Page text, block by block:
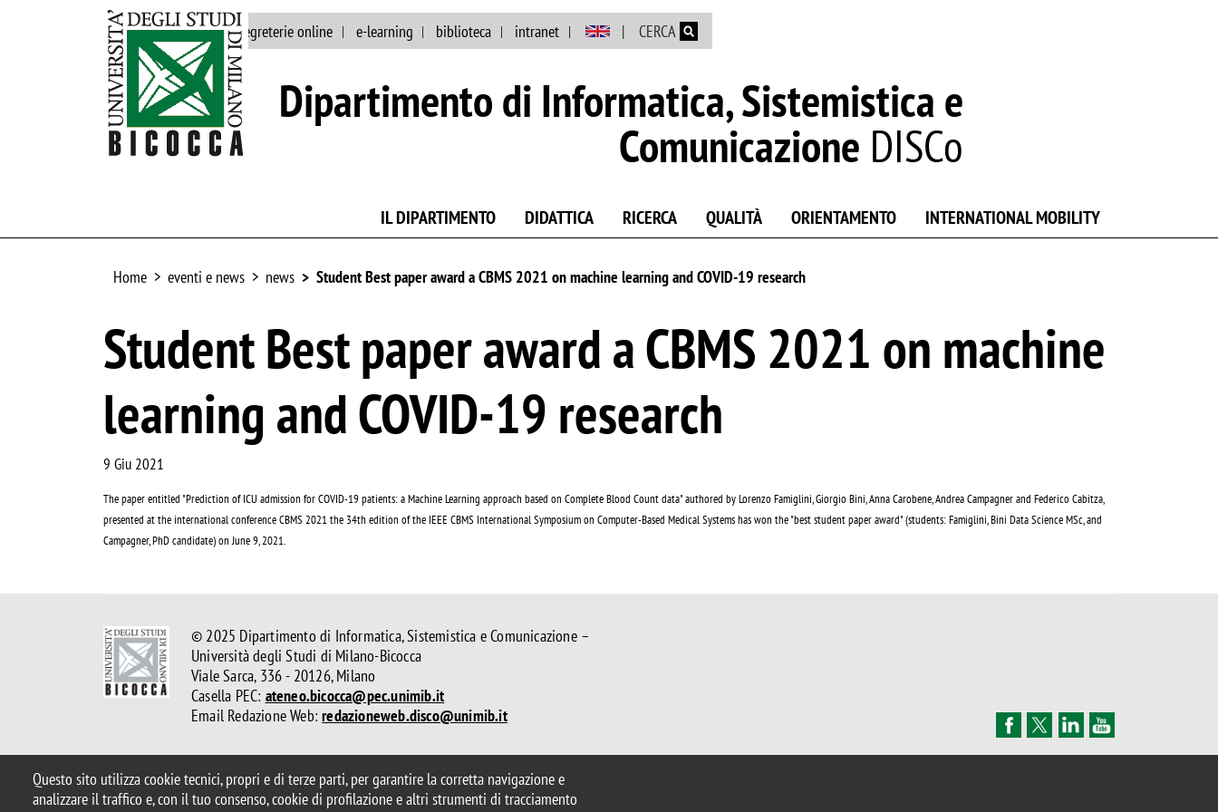
Salta al contenuto principale
Questo sito utilizza cookie tecnici, propri e di terze parti, per garantire la corretta navigazione e
analizzare il traffico e, con il tuo consenso, cookie di profilazione e altri strumenti di tracciamento
ateneo rubrica segreterie online e-learning biblioteca intranet CERCA
Dipartimento di Informatica, Sistemistica e
Comunicazione DISCo
IL DIPARTIMENTO DIDATTICA RICERCA QUALITÀ ORIENTAMENTO INTERNATIONAL MOBILITY
Home eventi e news news Student Best paper award a CBMS 2021 on machine learning and COVID-19 research
Student Best paper award a CBMS 2021 on machine
learning and COVID-19 research
9 Giu 2021
The paper entitled "Prediction of ICU admission for COVID-19 patients: a Machine Learning approach based on Complete Blood Count data" authored by Lorenzo Famiglini, Giorgio Bini, Anna Carobene, Andrea Campagner and Federico Cabitza,
presented at the international conference CBMS 2021 the 34th edition of the IEEE CBMS International Symposium on Computer-Based Medical Systems has won the "best student paper award" (students: Famiglini, Bini Data Science MSc, and
Campagner, PhD candidate) on June 9, 2021.
© 2025 Dipartimento di Informatica, Sistemistica e Comunicazione –
Università degli Studi di Milano-Bicocca
Viale Sarca, 336 - 20126, Milano
Casella PEC: ateneo.bicocca@pec.unimib.it
Email Redazione Web:redazioneweb.disco@unimib.it
Note legali Privacy e cookie policy Amministrazione trasparente
Dichiarazione di accessibilità
Accessibilità Statistiche di accesso Rivedi le tue scelte sui cookie